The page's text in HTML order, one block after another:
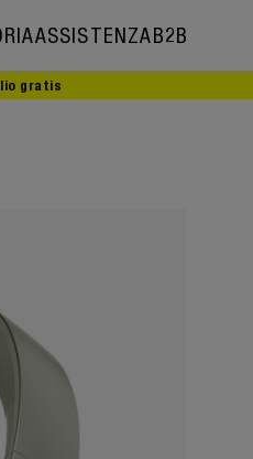
ASSISTENZAB2B
gratis